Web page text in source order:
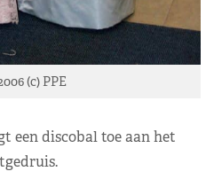
(c) PPE
een discobal toe aan het